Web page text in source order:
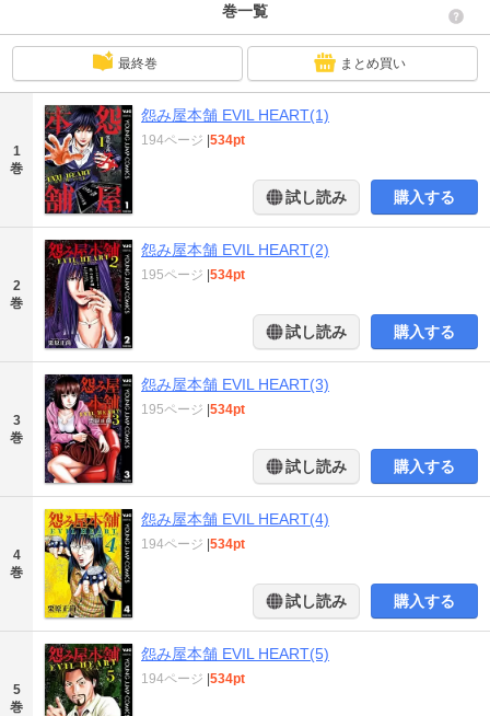
巻一覧
最終巻 まとめ買い
1
巻
怨み屋本舗 EVIL HEART(1)
194ページ |534pt
試し読み 購入する
2
巻
怨み屋本舗 EVIL HEART(2)
195ページ |534pt
試し読み 購入する
3
巻
怨み屋本舗 EVIL HEART(3)
195ページ |534pt
試し読み 購入する
4
巻
怨み屋本舗 EVIL HEART(4)
194ページ |534pt
試し読み 購入する
5
巻
怨み屋本舗 EVIL HEART(5)
194ページ |534pt